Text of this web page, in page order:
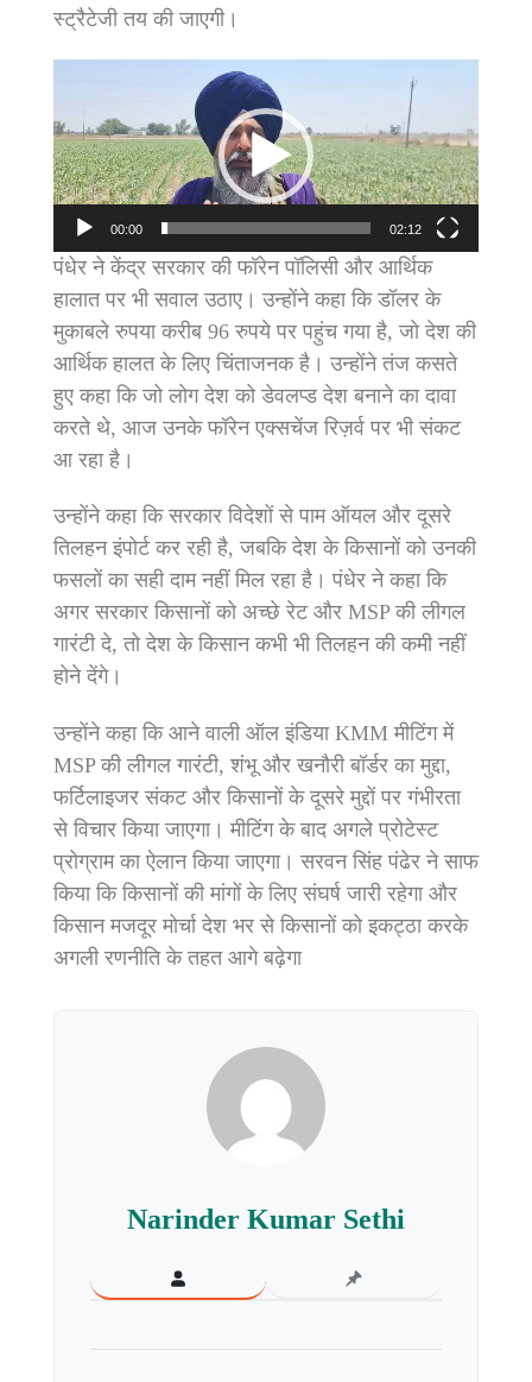
स्ट्रैटेजी तय की जाएगी।
Player
00:00 02:12
पंधेर ने केंद्र सरकार की फॉरेन पॉलिसी और आर्थिक
हालात पर भी सवाल उठाए। उन्होंने कहा कि डॉलर के
मुकाबले रुपया करीब 96 रुपये पर पहुंच गया है, जो देश की
आर्थिक हालत के लिए चिंताजनक है। उन्होंने तंज कसते
हुए कहा कि जो लोग देश को डेवलप्ड देश बनाने का दावा
करते थे, आज उनके फॉरेन एक्सचेंज रिज़र्व पर भी संकट
आ रहा है।
उन्होंने कहा कि सरकार विदेशों से पाम ऑयल और दूसरे
तिलहन इंपोर्ट कर रही है, जबकि देश के किसानों को उनकी
फसलों का सही दाम नहीं मिल रहा है। पंधेर ने कहा कि
अगर सरकार किसानों को अच्छे रेट और MSP की लीगल
गारंटी दे, तो देश के किसान कभी भी तिलहन की कमी नहीं
होने देंगे।
उन्होंने कहा कि आने वाली ऑल इंडिया KMM मीटिंग में
MSP की लीगल गारंटी, शंभू और खनौरी बॉर्डर का मुद्दा,
फर्टिलाइजर संकट और किसानों के दूसरे मुद्दों पर गंभीरता
से विचार किया जाएगा। मीटिंग के बाद अगले प्रोटेस्ट
प्रोग्राम का ऐलान किया जाएगा। सरवन सिंह पंढेर ने साफ
किया कि किसानों की मांगों के लिए संघर्ष जारी रहेगा और
किसान मजदूर मोर्चा देश भर से किसानों को इकट्ठा करके
अगली रणनीति के तहत आगे बढ़ेगा
Narinder Kumar Sethi